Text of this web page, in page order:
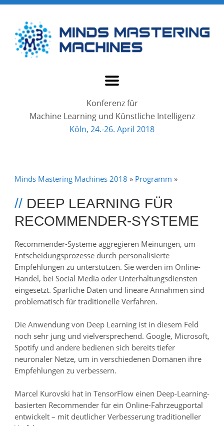
Konferenz für
Machine Learning und Künstliche Intelligenz
Köln, 24.-26. April 2018
Minds Mastering Machines 2018 » Programm »
// DEEP LEARNING FÜR
RECOMMENDER-SYSTEME
Recommender-Systeme aggregieren Meinungen, um
Entscheidungsprozesse durch personalisierte
Empfehlungen zu unterstützen. Sie werden im Online-
Handel, bei Social Media oder Unterhaltungsdiensten
eingesetzt. Spärliche Daten und lineare Annahmen sind
problematisch für traditionelle Verfahren.
Die Anwendung von Deep Learning ist in diesem Feld
noch sehr jung und vielversprechend. Google, Microsoft,
Spotify und andere bedienen sich bereits tiefer
neuronaler Netze, um in verschiedenen Domänen ihre
Empfehlungen zu verbessern.
Marcel Kurovski hat in TensorFlow einen Deep-Learning-
basierten Recommender für ein Online-Fahrzeugportal
entwickelt – mit deutlicher Verbesserung traditioneller